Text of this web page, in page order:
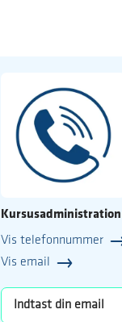
Kursusadministration
Vis telefonnummer
Vis email